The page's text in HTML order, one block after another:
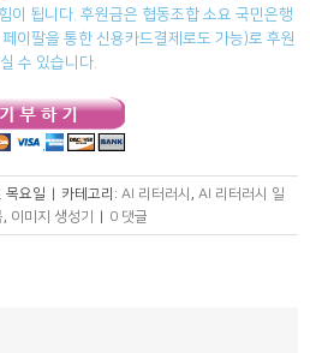
이 됩니다. 후원금은 협동조합 소요 국민은행
팔을 통한 신용카드결제로도 가능)로 후원
수 있습니다.
목요일 | 카테고리: AI 리터러시 , AI 리터러시 일
, 이미지 생성기 | 0 댓글